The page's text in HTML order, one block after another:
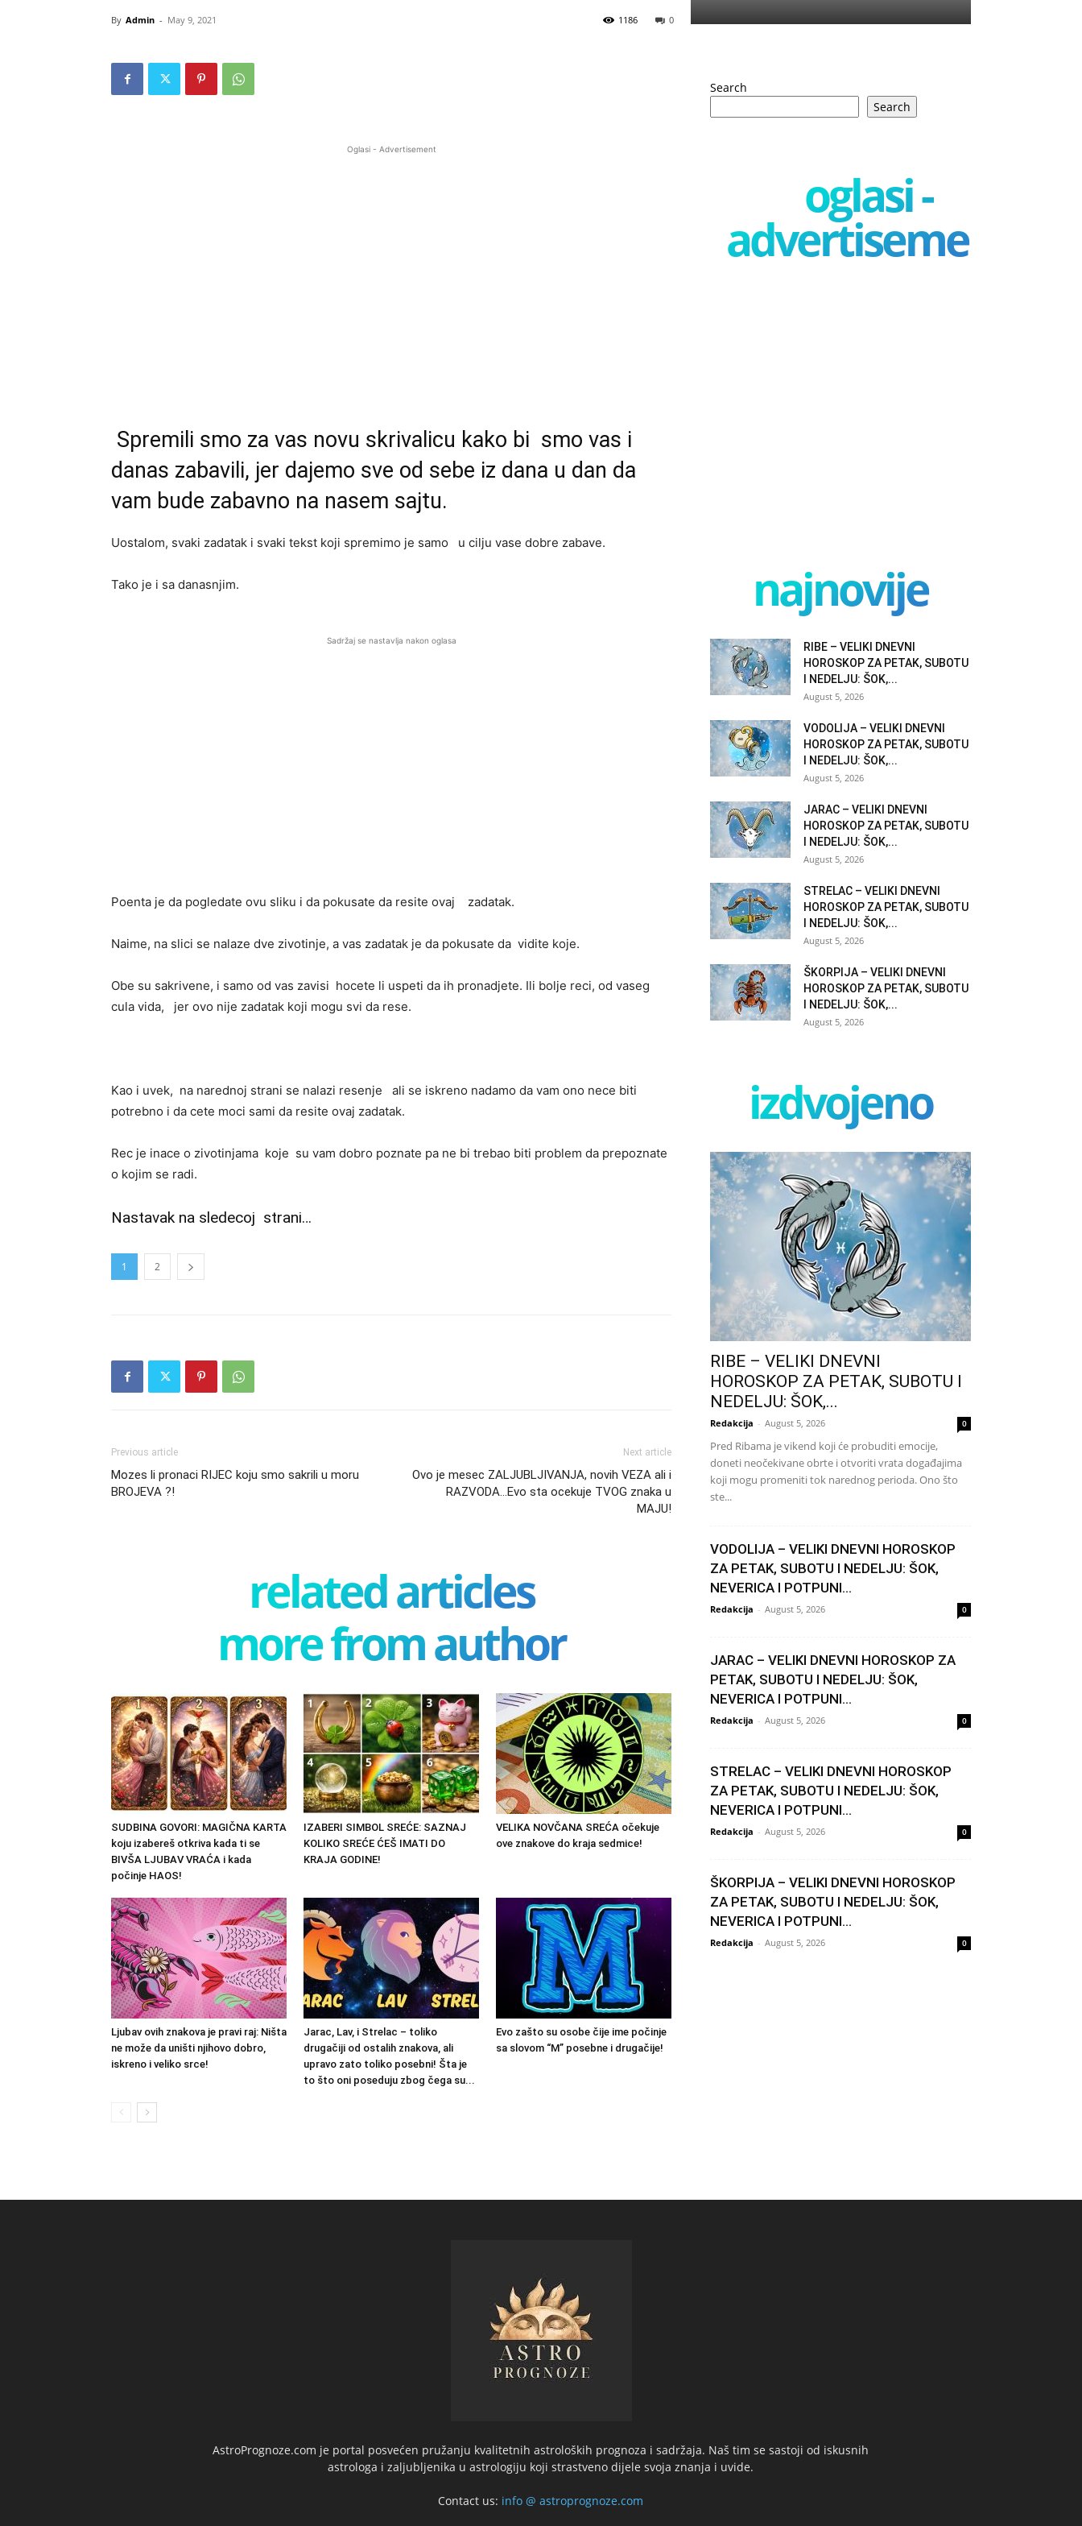
By Admin - May 9, 2021 0
1186
Oglasi - Advertisement
Spremili smo za vas novu skrivalicu kako bi smo vas i
danas zabavili, jer dajemo sve od sebe iz dana u dan da
vam bude zabavno na nasem sajtu.
Uostalom, svaki zadatak i svaki tekst koji spremimo je samo u cilju vase dobre zabave.
Tako je i sa danasnjim.
Sadržaj se nastavlja nakon oglasa
Poenta je da pogledate ovu sliku i da pokusate da resite ovaj zadatak.
Naime, na slici se nalaze dve zivotinje, a vas zadatak je da pokusate da vidite koje.
Obe su sakrivene, i samo od vas zavisi hocete li uspeti da ih pronadjete. Ili bolje reci, od vaseg
cula vida, jer ovo nije zadatak koji mogu svi da rese.
Kao i uvek, na narednoj strani se nalazi resenje ali se iskreno nadamo da vam ono nece biti
potrebno i da cete moci sami da resite ovaj zadatak.
Rec je inace o zivotinjama koje su vam dobro poznate pa ne bi trebao biti problem da prepoznate
o kojim se radi.
Nastavak na sledecoj strani…
1 2
Previous article
Mozes li pronaci RIJEC koju smo sakrili u moru
BROJEVA ?!
Next article
Ovo je mesec ZALJUBLJIVANJA, novih VEZA ali i
RAZVODA…Evo sta ocekuje TVOG znaka u
MAJU!
related articles
more from author
SUDBINA GOVORI: MAGIČNA KARTA
koju izabereš otkriva kada ti se
BIVŠA LJUBAV VRAĆA i kada
počinje HAOS!
IZABERI SIMBOL SREĆE: SAZNAJ
KOLIKO SREĆE ĆEŠ IMATI DO
KRAJA GODINE!
VELIKA NOVČANA SREĆA očekuje
ove znakove do kraja sedmice!
Ljubav ovih znakova je pravi raj: Ništa
ne može da uništi njihovo dobro,
iskreno i veliko srce!
Jarac, Lav, i Strelac – toliko
drugačiji od ostalih znakova, ali
upravo zato toliko posebni! Šta je
to što oni poseduju zbog čega su...
Evo zašto su osobe čije ime počinje
sa slovom “M” posebne i drugačije!
Search
Search
oglasi -
advertisement
najnovije
RIBE – VELIKI DNEVNI
HOROSKOP ZA PETAK, SUBOTU
I NEDELJU: ŠOK,...
August 5, 2026
VODOLIJA – VELIKI DNEVNI
HOROSKOP ZA PETAK, SUBOTU
I NEDELJU: ŠOK,...
August 5, 2026
JARAC – VELIKI DNEVNI
HOROSKOP ZA PETAK, SUBOTU
I NEDELJU: ŠOK,...
August 5, 2026
STRELAC – VELIKI DNEVNI
HOROSKOP ZA PETAK, SUBOTU
I NEDELJU: ŠOK,...
August 5, 2026
ŠKORPIJA – VELIKI DNEVNI
HOROSKOP ZA PETAK, SUBOTU
I NEDELJU: ŠOK,...
August 5, 2026
izdvojeno
RIBE – VELIKI DNEVNI
HOROSKOP ZA PETAK, SUBOTU I
NEDELJU: ŠOK,...
Redakcija - August 5, 2026 0
Pred Ribama je vikend koji će probuditi emocije,
doneti neočekivane obrte i otvoriti vrata događajima
koji mogu promeniti tok narednog perioda. Ono što
ste...
VODOLIJA – VELIKI DNEVNI HOROSKOP
ZA PETAK, SUBOTU I NEDELJU: ŠOK,
NEVERICA I POTPUNI...
Redakcija - August 5, 2026 0
JARAC – VELIKI DNEVNI HOROSKOP ZA
PETAK, SUBOTU I NEDELJU: ŠOK,
NEVERICA I POTPUNI...
Redakcija - August 5, 2026 0
STRELAC – VELIKI DNEVNI HOROSKOP
ZA PETAK, SUBOTU I NEDELJU: ŠOK,
NEVERICA I POTPUNI...
Redakcija - August 5, 2026 0
ŠKORPIJA – VELIKI DNEVNI HOROSKOP
ZA PETAK, SUBOTU I NEDELJU: ŠOK,
NEVERICA I POTPUNI...
Redakcija - August 5, 2026 0
AstroPrognoze.com je portal posvećen pružanju kvalitetnih astroloških prognoza i sadržaja. Naš tim se sastoji od iskusnih
astrologa i zaljubljenika u astrologiju koji strastveno dijele svoja znanja i uvide.
Contact us: info @ astroprognoze.com